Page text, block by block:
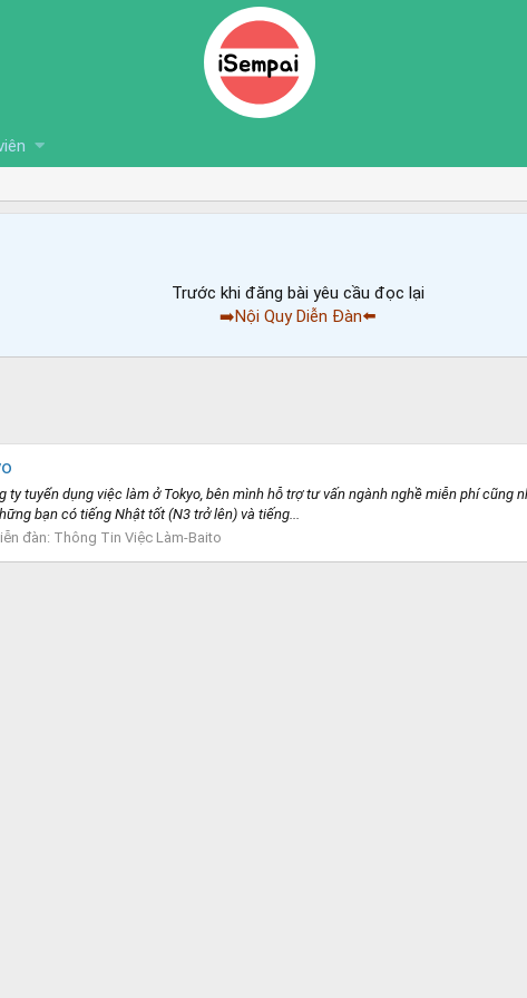
Trước khi đăng bài yêu cầu đọc lại
➡️Nội Quy Diễn Đàn⬅️
tuyển dụng việc làm ở Tokyo, bên mình hỗ trợ tư vấn ngành nghề miễn phí
bạn có tiếng Nhật tốt (N3 trở lên) và tiếng...
đàn: Thông Tin Việc Làm-Baito